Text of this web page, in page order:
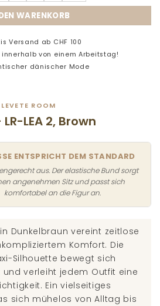
WARENKORB
Versand ab CHF 100
von einem Arbeitstag!
dänischer Mode
LEVETE ROOM
LEA 2, Brown
ENTSPRICHT DEM STANDARD
aus. Der elastische Bund sorgt
angenehmen Sitz und passt sich
komfortabel an die Figur an.
in Dunkelbraun vereint zeitlose
Komfort. Die
Silhouette bewegt sich
verleiht jedem Outfit eine
Ein vielseitiges
sich mühelos von Alltag bis